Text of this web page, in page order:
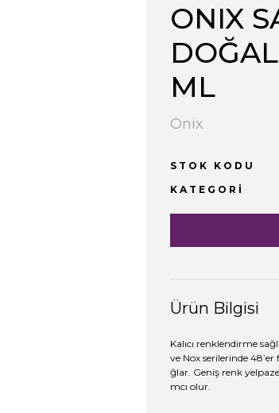
ONIX
ML
Onix
STOK KODU
KATEGORI
Ürün Bilgisi
Kalıcı renklendirme
ve Nox serilerinde
ğlar. Geniş renk
mcı olur.